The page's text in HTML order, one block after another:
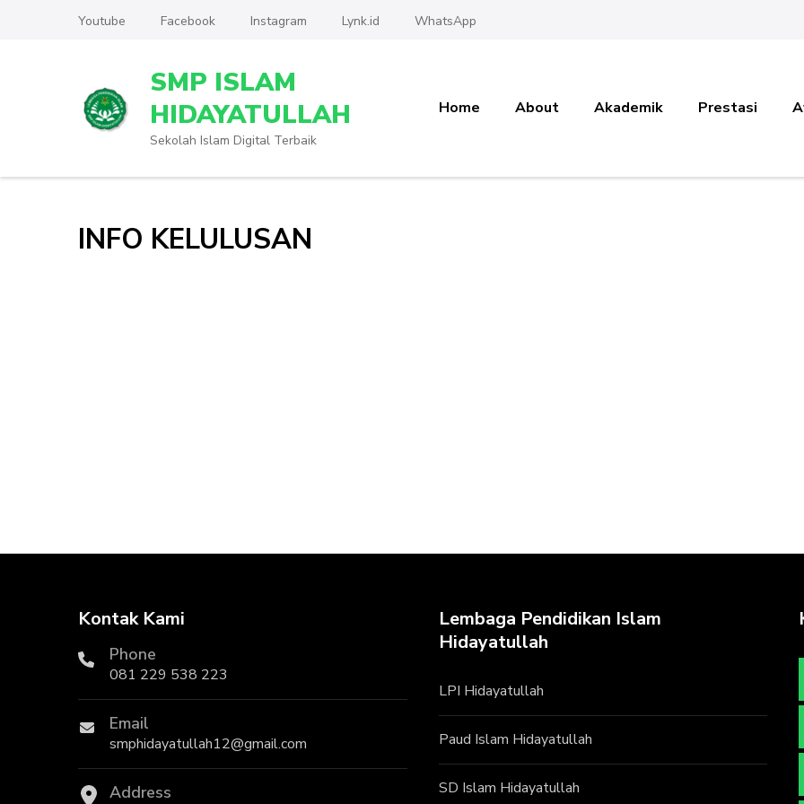
Youtube Facebook Instagram Lynk.id WhatsApp
SMP ISLAM
HIDAYATULLAH
Sekolah Islam Digital Terbaik
Home About Akademik Prestasi
INFO KELULUSAN
Kontak Kami
Phone
081 229 538 223
Email
smphidayatullah12@gmail.com
Address
Lembaga Pendidikan Islam
Hidayatullah
LPI Hidayatullah
Paud Islam Hidayatullah
SD Islam Hidayatullah